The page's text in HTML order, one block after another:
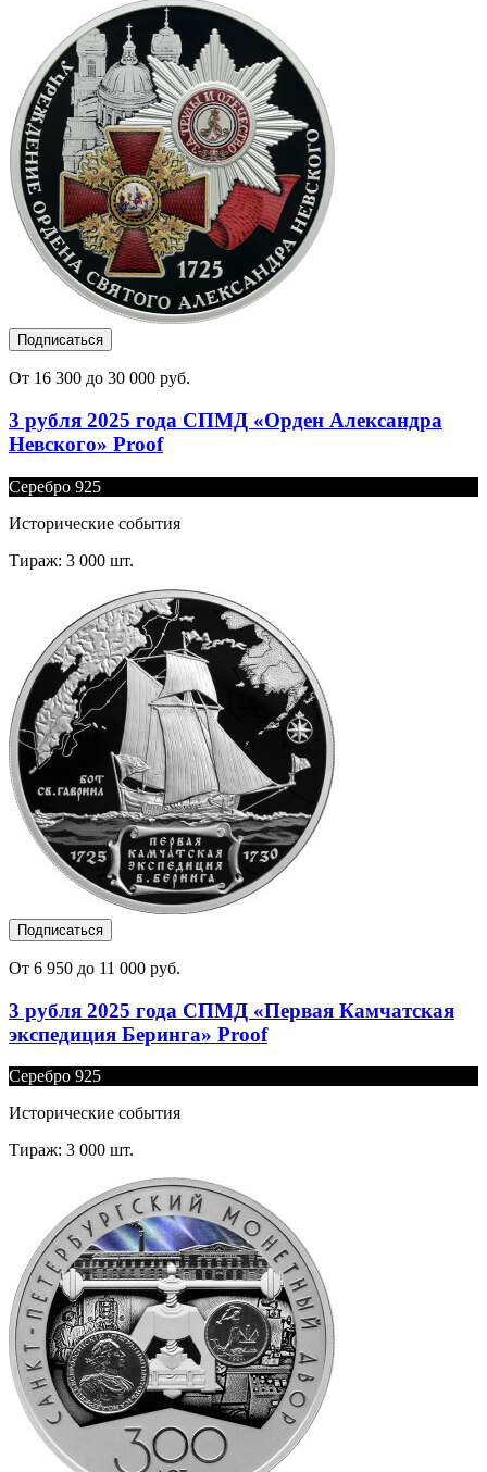
Подписаться
От 16 300 до 30 000 руб.
3 рубля 2025 года СПМД «Орден Александра
Невского» Proof
Серебро 925
Исторические события
Тираж: 3 000 шт.
Подписаться
От 6 950 до 11 000 руб.
3 рубля 2025 года СПМД «Первая Камчатская
экспедиция Беринга» Proof
Серебро 925
Исторические события
Тираж: 3 000 шт.